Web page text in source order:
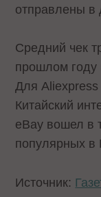
отправлены в
Средний чек
прошлом году
Для Aliexpress
Китайский
eBay вошел в
популярных в
Источник: